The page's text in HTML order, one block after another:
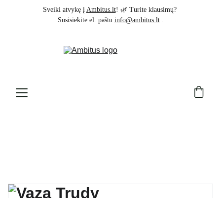
Sveiki atvykę į Ambitus.lt! 🌿 Turite klausimų?
Susisiekite el. paštu info@ambitus.lt .